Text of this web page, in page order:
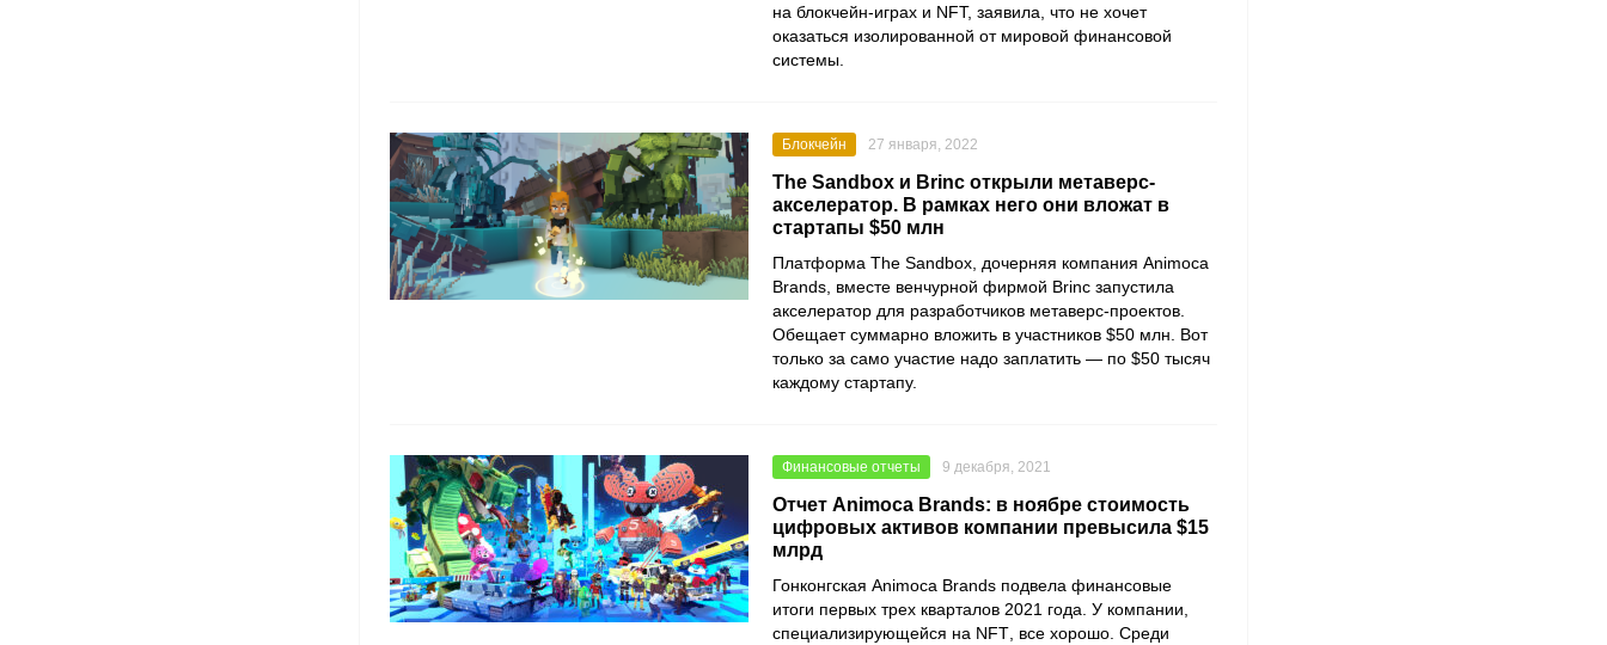
на блокчейн-играх и NFT, заявила, что не хочет
оказаться изолированной от мировой финансовой
системы.
Блокчейн 27 января, 2022
The Sandbox и Brinc открыли метаверс-
акселератор. В рамках него они вложат в
стартапы $50 млн
Платформа The Sandbox , дочерняя компания Animoca
Brands , вместе венчурной фирмой Brinc запустила
акселератор для разработчиков метаверс-проектов.
Обещает суммарно вложить в участников $50 млн. Вот
только за само участие надо заплатить — по $50 тысяч
каждому стартапу.
Финансовые отчеты 9 декабря, 2021
Отчет Animoca Brands: в ноябре стоимость
цифровых активов компании превысила $15
млрд
Гонконгская Animoca Brands подвела финансовые
итоги первых трех кварталов 2021 года. У компании,
специализирующейся на NFT , все хорошо. Среди